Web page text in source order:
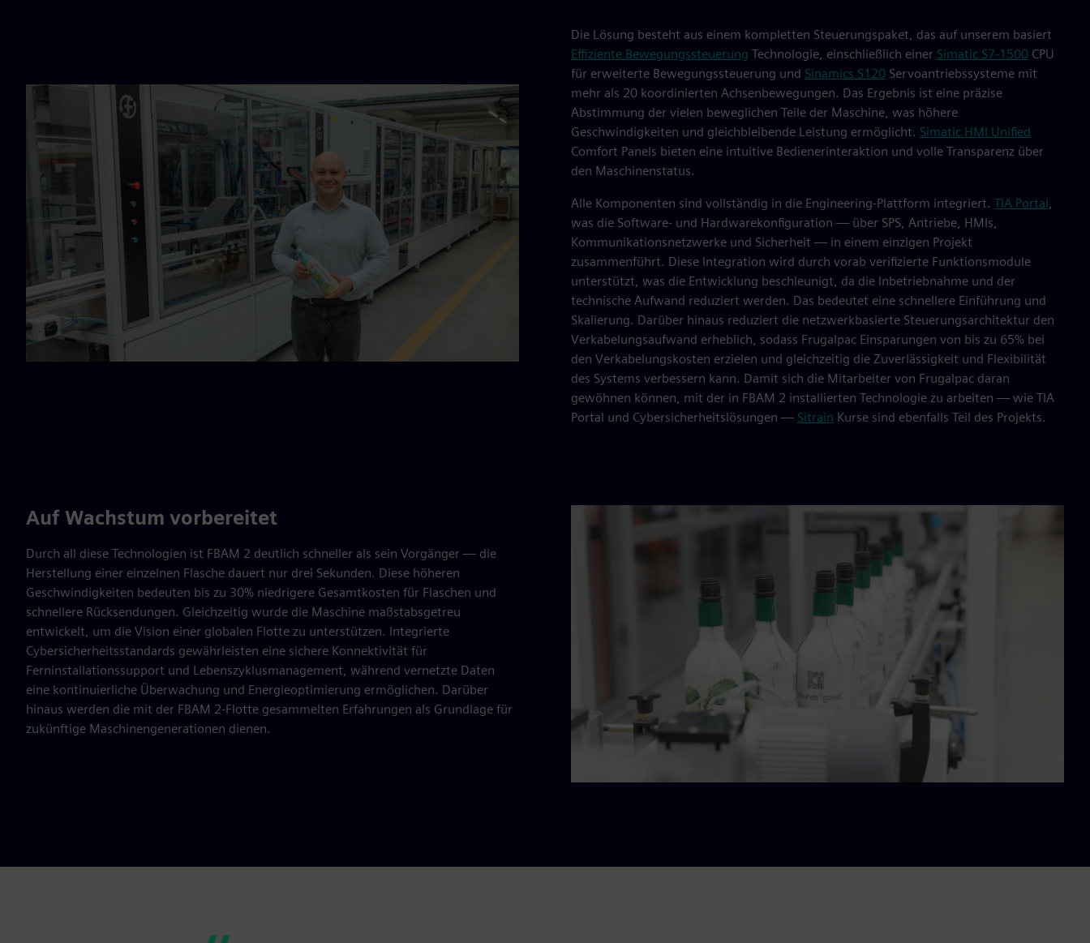
Die Lösung besteht aus einem kompletten Steuerungspaket, das auf unserem basiert
Effiziente Bewegungssteuerung Technologie, einschließlich einer Simatic S7‑1500 CPU
für erweiterte Bewegungssteuerung und Sinamics S120 Servoantriebssysteme mit
mehr als 20 koordinierten Achsenbewegungen. Das Ergebnis ist eine präzise
Abstimmung der vielen beweglichen Teile der Maschine, was höhere
Geschwindigkeiten und gleichbleibende Leistung ermöglicht. Simatic HMI Unified
Comfort Panels bieten eine intuitive Bedienerinteraktion und volle Transparenz über
den Maschinenstatus.
Alle Komponenten sind vollständig in die Engineering-Plattform integriert. TIA Portal,
was die Software- und Hardwarekonfiguration — über SPS, Antriebe, HMIs,
Kommunikationsnetzwerke und Sicherheit — in einem einzigen Projekt
zusammenführt. Diese Integration wird durch vorab verifizierte Funktionsmodule
unterstützt, was die Entwicklung beschleunigt, da die Inbetriebnahme und der
technische Aufwand reduziert werden. Das bedeutet eine schnellere Einführung und
Skalierung. Darüber hinaus reduziert die netzwerkbasierte Steuerungsarchitektur den
Verkabelungsaufwand erheblich, sodass Frugalpac Einsparungen von bis zu 65% bei
den Verkabelungskosten erzielen und gleichzeitig die Zuverlässigkeit und Flexibilität
des Systems verbessern kann. Damit sich die Mitarbeiter von Frugalpac daran
gewöhnen können, mit der in FBAM 2 installierten Technologie zu arbeiten — wie TIA
Portal und Cybersicherheitslösungen — Sitrain Kurse sind ebenfalls Teil des Projekts.
Auf Wachstum vorbereitet
Durch all diese Technologien ist FBAM 2 deutlich schneller als sein Vorgänger — die
Herstellung einer einzelnen Flasche dauert nur drei Sekunden. Diese höheren
Geschwindigkeiten bedeuten bis zu 30% niedrigere Gesamtkosten für Flaschen und
schnellere Rücksendungen. Gleichzeitig wurde die Maschine maßstabsgetreu
entwickelt, um die Vision einer globalen Flotte zu unterstützen. Integrierte
Cybersicherheitsstandards gewährleisten eine sichere Konnektivität für
Ferninstallationssupport und Lebenszyklusmanagement, während vernetzte Daten
eine kontinuierliche Überwachung und Energieoptimierung ermöglichen. Darüber
hinaus werden die mit der FBAM 2-Flotte gesammelten Erfahrungen als Grundlage für
zukünftige Maschinengenerationen dienen.